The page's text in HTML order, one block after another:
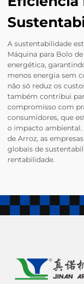
A sustentabilidade
Máquina para Bolo
energética,
menos energia sem
não só reduz os
também contribui
compromisso com
consumidores, que
o impacto ambiental.
de Arroz, as
globais de
rentabilidade.